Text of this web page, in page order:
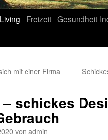
Living Freizeit Gesundheit
mit einer Firma
schickes
von admin